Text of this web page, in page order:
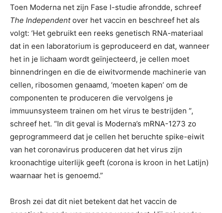
Toen Moderna net zijn Fase I-studie afrondde, schreef
The Independentover het vaccin en beschreef het als
volgt: ‘Het gebruikt een reeks genetisch RNA-materiaal
dat in een laboratorium is geproduceerd en dat, wanneer
het in je lichaam wordt geïnjecteerd, je cellen moet
binnendringen en die de eiwitvormende machinerie van
cellen, ribosomen genaamd, ‘moeten kapen’ om de
componenten te produceren die vervolgens je
immuunsysteem trainen om het virus te bestrijden ”,
schreef het. “In dit geval is Moderna’s mRNA-1273 zo
geprogrammeerd dat je cellen het beruchte spike-eiwit
van het coronavirus produceren dat het virus zijn
kroonachtige uiterlijk geeft (corona is kroon in het Latijn)
waarnaar het is genoemd.”
Brosh zei dat dit niet betekent dat het vaccin de